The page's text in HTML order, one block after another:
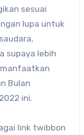
sesuai
lupa untuk
supaya lebih
Bulan
ini.
link twibbon